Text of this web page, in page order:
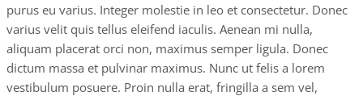
purus eu varius. Integer molestie in leo et consectetur. Donec
varius velit quis tellus eleifend iaculis. Aenean mi nulla,
aliquam placerat orci non, maximus semper ligula. Donec
dictum massa et pulvinar maximus. Nunc ut felis a lorem
vestibulum posuere. Proin nulla erat, fringilla a sem vel,